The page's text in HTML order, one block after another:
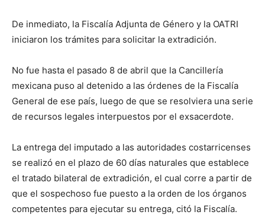
De inmediato, la Fiscalía Adjunta de Género y la OATRI
iniciaron los trámites para solicitar la extradición.
No fue hasta el pasado 8 de abril que la Cancillería
mexicana puso al detenido a las órdenes de la Fiscalía
General de ese país, luego de que se resolviera una serie
de recursos legales interpuestos por el exsacerdote.
La entrega del imputado a las autoridades costarricenses
se realizó en el plazo de 60 días naturales que establece
el tratado bilateral de extradición, el cual corre a partir de
que el sospechoso fue puesto a la orden de los órganos
competentes para ejecutar su entrega, citó la Fiscalía.